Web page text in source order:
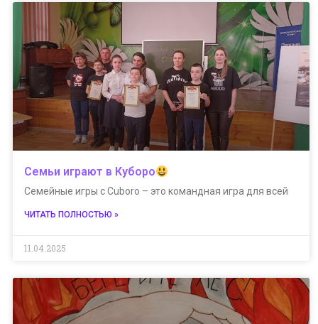
Семьи играют в Куборо
Семейные игры с Cuboro – это командная игра для всей
ЧИТАТЬ ПОЛНОСТЬЮ »
11.04.2025